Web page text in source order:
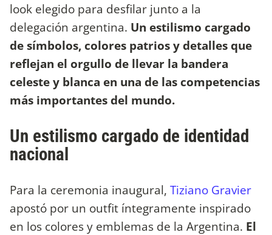
look elegido para desfilar junto a la
delegación argentina. Un estilismo cargado
de símbolos, colores patrios y detalles que
reflejan el orgullo de llevar la bandera
celeste y blanca en una de las competencias
más importantes del mundo.
Un estilismo cargado de identidad
nacional
Para la ceremonia inaugural, Tiziano Gravier
apostó por un outfit íntegramente inspirado
en los colores y emblemas de la Argentina. El